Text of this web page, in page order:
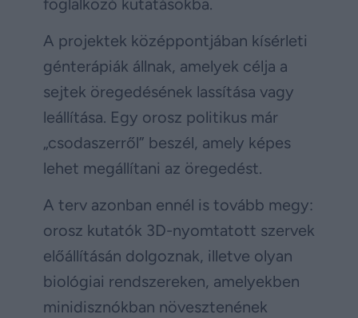
A projektek középpontjában kísérleti
génterápiák állnak, amelyek célja a
sejtek öregedésének lassítása vagy
leállítása. Egy orosz politikus már
„csodaszerről” beszél, amely képes
lehet megállítani az öregedést.
A terv azonban ennél is tovább megy:
orosz kutatók 3D-nyomtatott szervek
előállításán dolgoznak, illetve olyan
biológiai rendszereken, amelyekben
minidisznókban növesztenének